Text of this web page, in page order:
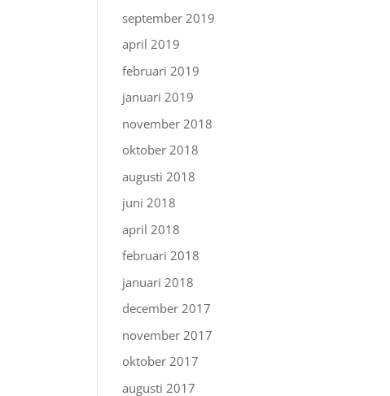
september 2019
april 2019
februari 2019
januari 2019
november 2018
oktober 2018
augusti 2018
juni 2018
april 2018
februari 2018
januari 2018
december 2017
november 2017
oktober 2017
augusti 2017